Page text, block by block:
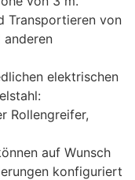
Transportieren von
anderen
elektrischen
Rollengreifer,
auf Wunsch
konfiguriert